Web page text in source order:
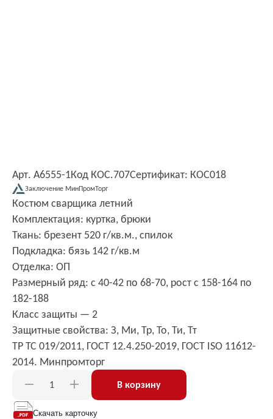
Арт. А6555-1Код КОС.707Сертификат: КОС018
Заключение МинПромТорг
Костюм сварщика летний
Комплектация: куртка, брюки
Ткань: брезент 520 г/кв.м., спилок
Подкладка: бязь 142 г/кв.м
Отделка: ОП
Размерный ряд: с 40-42 по 68-70, рост с 158-164 по
182-188
Класс защиты — 2
Защитные свойства: З, Ми, Тр, То, Ти, Тт
ТР ТС 019/2011, ГОСТ 12.4.250-2019, ГОСТ ISO 11612-
2014. Минпромторг
В корзину
Скачать карточку